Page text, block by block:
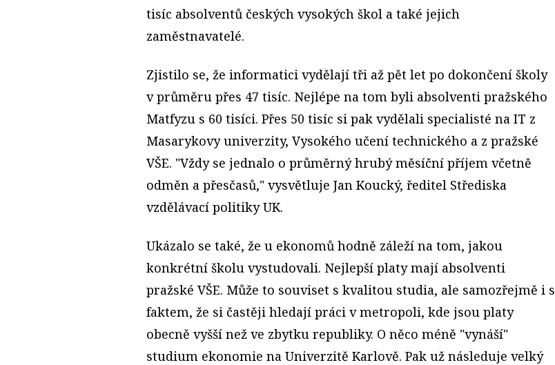
tisíc absolventů českých vysokých škol a také jejich
zaměstnavatelé.
Zjistilo se, že informatici vydělají tři až pět let po dokončení školy
v průměru přes 47 tisíc. Nejlépe na tom byli absolventi pražského
Matfyzu s 60 tisíci. Přes 50 tisíc si pak vydělali specialisté na IT z
Masarykovy univerzity, Vysokého učení technického a z pražské
VŠE. "Vždy se jednalo o průměrný hrubý měsíční příjem včetně
odměn a přesčasů," vysvětluje Jan Koucký, ředitel Střediska
vzdělávací politiky UK.
Ukázalo se také, že u ekonomů hodně záleží na tom, jakou
konkrétní školu vystudovali. Nejlepší platy mají absolventi
pražské VŠE. Může to souviset s kvalitou studia, ale samozřejmě i s
faktem, že si častěji hledají práci v metropoli, kde jsou platy
obecně vyšší než ve zbytku republiky. O něco méně "vynáší"
studium ekonomie na Univerzitě Karlově. Pak už následuje velký